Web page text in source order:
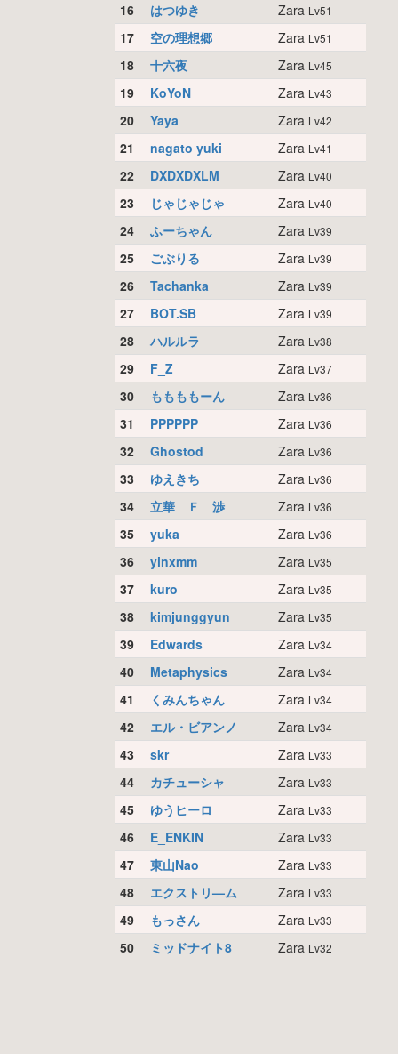
16 はつゆき Zara Lv51
17 空の理想郷 Zara Lv51
18 十六夜 Zara Lv45
19 KoYoN Zara Lv43
20 Yaya Zara Lv42
21 nagato yuki Zara Lv41
22 DXDXDXLM Zara Lv40
23 じゃじゃじゃ Zara Lv40
24 ふーちゃん Zara Lv39
25 ごぶりる Zara Lv39
26 Tachanka Zara Lv39
27 BOT.SB Zara Lv39
28 ハルルラ Zara Lv38
29 F_Z Zara Lv37
30 ももももーん Zara Lv36
31 PPPPPP Zara Lv36
32 Ghostod Zara Lv36
33 ゆえきち Zara Lv36
34 立華 Ｆ 渉 Zara Lv36
35 yuka Zara Lv36
36 yinxmm Zara Lv35
37 kuro Zara Lv35
38 kimjunggyun Zara Lv35
39 Edwards Zara Lv34
40 Metaphysics Zara Lv34
41 くみんちゃん Zara Lv34
42 エル・ビアンノ Zara Lv34
43 skr Zara Lv33
44 カチューシャ Zara Lv33
45 ゆうヒーロ Zara Lv33
46 E_ENKIN Zara Lv33
47 東山Nao Zara Lv33
48 エクストリ—ム Zara Lv33
49 もっさん Zara Lv33
50 ミッドナイト8 Zara Lv32